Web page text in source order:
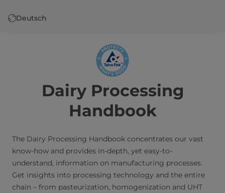
Deutsch
Dairy Processing
Handbook
The Dairy Processing Handbook concentrates our vast
know-how and provides in-depth, yet easy-to-
understand, information on manufacturing processes.
Get insights into processing technology and the entire
chain – from pasteurization, homogenization and UHT